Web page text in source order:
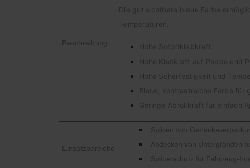
Beschreibung
Die gut sichtbare blaue Farbe
Temperaturen.
Hohe Sofortklebkraft
Hohe Klebkraft auf Pappe und
Hohe Scherfestigkeit und
Blaue, kontrastreiche Farbe für
Geringe Abrollkraft für einfach
Einsatzbereiche
Splicen von
Abdecken von Untergründen
Splitterschutz für Fahrzeug-